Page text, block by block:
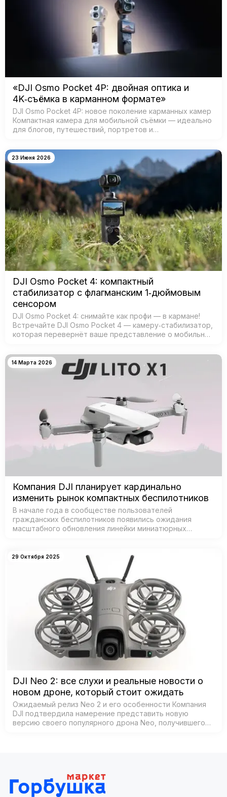
«DJI Osmo Pocket 4P: двойная оптика и
4K‑съёмка в карманном формате»
DJI Osmo Pocket 4P: новое поколение карманных камер
Компактная камера для мобильной съёмки — идеально
для блогов, путешествий, портретов и
двойная система камер: ш…
23 Июня 2026
DJI Osmo Pocket 4: компактный
стабилизатор с флагманским 1‑дюймовым
сенсором
DJI Osmo Pocket 4: снимайте как профи — в кармане!
Встречайте DJI Osmo Pocket 4 — камеру‑стабилизатор,
которая перевернёт ваше представление о мобильной
теперь проф…
14 Марта 2026
Компания DJI планирует кардинально
изменить рынок компактных беспилотников
В начале года в сообществе пользователей
гражданских беспилотников появились ожидания
масштабного обновления линейки миниатюрных
29 Октября 2025
DJI Neo 2: все слухи и реальные новости о
новом дроне, который стоит ожидать
Ожидаемый релиз Neo 2 и его особенности Компания
DJI подтвердила намерение представить новую
версию своего популярного дрона Neo, получившего